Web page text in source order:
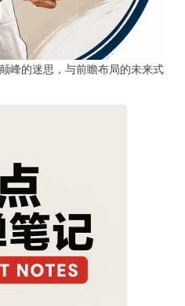
峰的迷思，与前瞻布局的未来式